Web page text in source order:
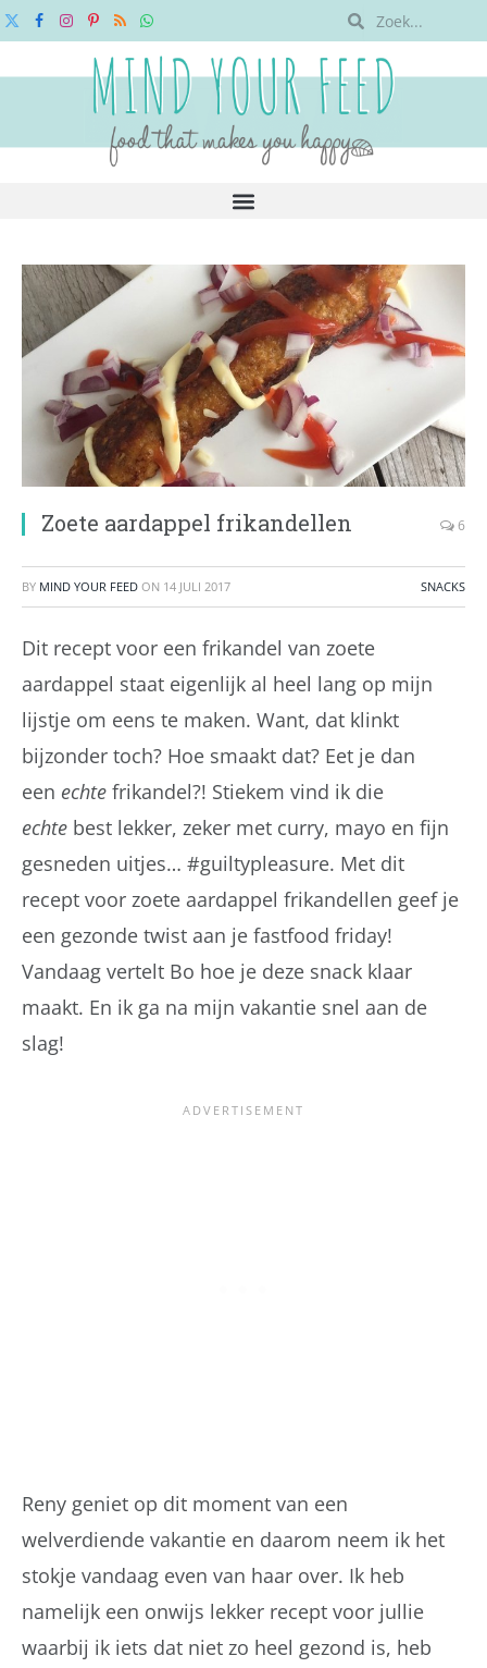
X
FacebookInstagram
Pinterest
RSSWhatsApp
Zoete aardappel frikandellen 6
BY MIND YOUR FEED ON 14 JULI 2017 SNACKS
Dit recept voor een frikandel van zoete
aardappel staat eigenlijk al heel lang op mijn
lijstje om eens te maken. Want, dat klinkt
bijzonder toch? Hoe smaakt dat? Eet je dan
een echte frikandel?! Stiekem vind ik die
echte best lekker, zeker met curry, mayo en fijn
gesneden uitjes… #guiltypleasure. Met dit
recept voor zoete aardappel frikandellen geef je
een gezonde twist aan je fastfood friday!
Vandaag vertelt Bo hoe je deze snack klaar
maakt. En ik ga na mijn vakantie snel aan de
slag!
Reny geniet op dit moment van een
welverdiende vakantie en daarom neem ik het
stokje vandaag even van haar over. Ik heb
namelijk een onwijs lekker recept voor jullie
waarbij ik iets dat niet zo heel gezond is, heb